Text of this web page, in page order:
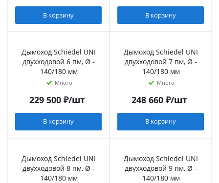
В корзину В корзину
Дымоход Schiedel UNI
двухходовой 6 пм, Ø -
140/180 мм
Много
229 500₽/шт
В корзину
Дымоход Schiedel UNI
двухходовой 7 пм, Ø -
140/180 мм
Много
248 660₽/шт
В корзину
Дымоход Schiedel UNI
двухходовой 8 пм, Ø -
140/180 мм
Дымоход Schiedel UNI
двухходовой 9 пм, Ø -
140/180 мм